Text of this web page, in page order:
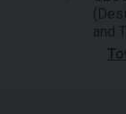
and